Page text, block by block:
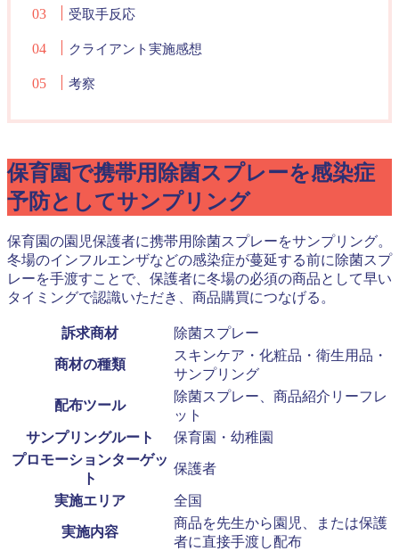
受取手反応
クライアント実施感想
考察
保育園で携帯用除菌スプレーを感染症
予防としてサンプリング
保育園の園児保護者に携帯用除菌スプレーをサンプリング。
冬場のインフルエンザなどの感染症が蔓延する前に除菌スプ
レーを手渡すことで、保護者に冬場の必須の商品として早い
タイミングで認識いただき、商品購買につなげる。
訴求商材 除菌スプレー
商材の種類
スキンケア・化粧品・衛生用品・
サンプリング
配布ツール
除菌スプレー、商品紹介リーフレ
ット
サンプリングルート
保育園・幼稚園
プロモーションターゲッ
ト
保護者
実施エリア 全国
実施内容
商品を先生から園児、または保護
者に直接手渡し配布